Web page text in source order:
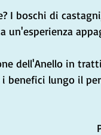
I boschi di
un'esperienza
dell'Anello in
benefici lungo il